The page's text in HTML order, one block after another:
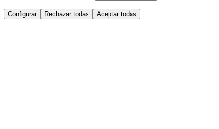
Configurar Rechazar todas Aceptar todas